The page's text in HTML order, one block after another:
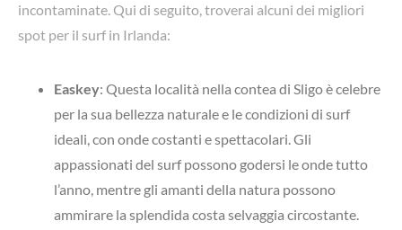
incontaminate. Qui di seguito, troverai alcuni dei migliori
spot per il surf in Irlanda:
Easkey: Questa località nella contea di Sligo è celebre
per la sua bellezza naturale e le condizioni di surf
ideali, con onde costanti e spettacolari. Gli
appassionati del surf possono godersi le onde tutto
l’anno, mentre gli amanti della natura possono
ammirare la splendida costa selvaggia circostante.